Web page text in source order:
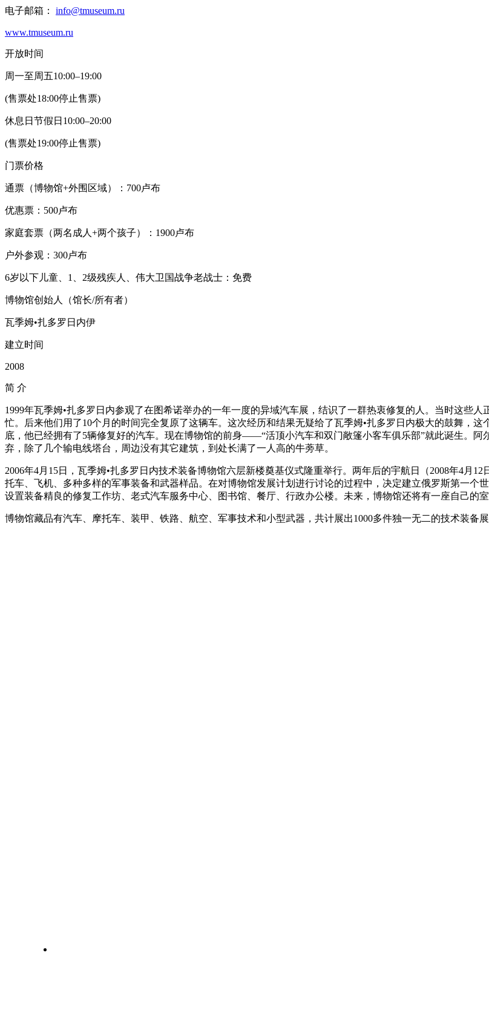
电子邮箱： info@tmuseum.ru
www.tmuseum.ru
开放时间
周一至周五10:00–19:00
(售票处18:00停止售票)
休息日节假日10:00–20:00
(售票处19:00停止售票)
门票价格
通票（博物馆+外围区域）：700卢布
优惠票：500卢布
家庭套票（两名成人+两个孩子）：1900卢布
户外参观：300卢布
6岁以下儿童、1、2级残疾人、伟大卫国战争老战士：免费
博物馆创始人（馆长/所有者）
瓦季姆•扎多罗日内伊
建立时间
2008
简 介
1999年瓦季姆•扎多罗日内参观了在图希诺举办的一年一度的异域汽车展，结识了一群热衷修复的人。当时这些
忙。后来他们用了10个月的时间完全复原了这辆车。这次经历和结果无疑给了瓦季姆•扎多罗日内极大的鼓舞，
底，他已经拥有了5辆修复好的汽车。现在博物馆的前身——“活顶小汽车和双门敞篷小客车俱乐部”就此诞生。
弃，除了几个输电线塔台，周边没有其它建筑，到处长满了一人高的牛蒡草。
2006年4月15日，瓦季姆•扎多罗日内技术装备博物馆六层新楼奠基仪式隆重举行。两年后的宇航日（2008年4月
托车、飞机、多种多样的军事装备和武器样品。在对博物馆发展计划进行讨论的过程中，决定建立俄罗斯第一个
设置装备精良的修复工作坊、老式汽车服务中心、图书馆、餐厅、行政办公楼。未来，博物馆还将有一座自己的室
博物馆藏品有汽车、摩托车、装甲、铁路、航空、军事技术和小型武器，共计展出1000多件独一无二的技术装备展